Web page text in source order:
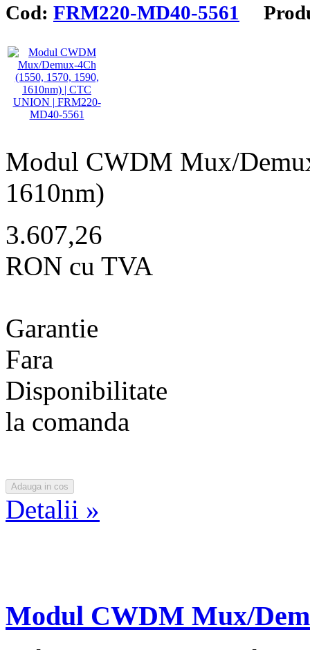
Cod: FRM220-MD40-5561
Modul CWDM Mux/
1610nm)
3.607,26
RON cu TVA
Garantie
Fara
Disponibilitate
la comanda
Detalii »
Modul CWDM Mux/